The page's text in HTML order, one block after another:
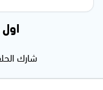
اول
شارك